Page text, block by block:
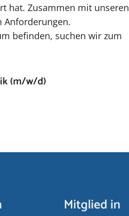
hat. Zusammen mit unseren
Anforderungen.
befinden, suchen wir zum
(m/w/d)
Mitglied in